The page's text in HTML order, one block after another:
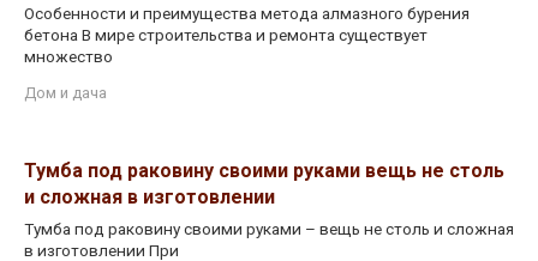
Особенности и преимущества метода алмазного бурения
бетона В мире строительства и ремонта существует
множество
Дом и дача
Тумба под раковину своими руками вещь не столь
и сложная в изготовлении
Тумба под раковину своими руками – вещь не столь и сложная
в изготовлении При